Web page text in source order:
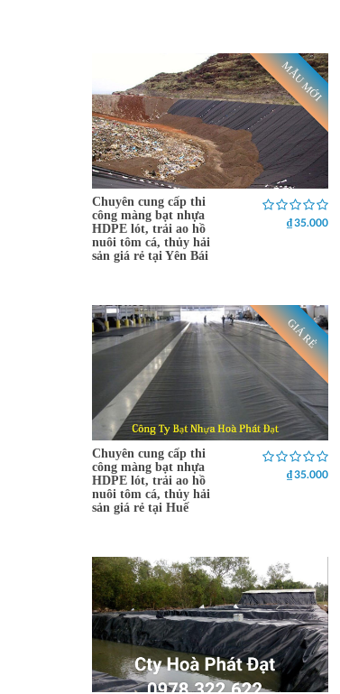
MẪU MỚI
Chuyên cung cấp thi
công màng bạt nhựa
HDPE lót, trải ao hồ
nuôi tôm cá, thủy hải
sản giá rẻ tại Yên Bái
₫ 35.000
GIÁ RẺ
Chuyên cung cấp thi
công màng bạt nhựa
HDPE lót, trải ao hồ
nuôi tôm cá, thủy hải
sản giá rẻ tại Huế
₫ 35.000